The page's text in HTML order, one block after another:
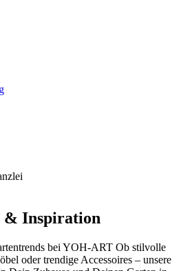
& Inspiration
bei YOH‑ART Ob stilvolle
oder trendige Accessoires – unsere